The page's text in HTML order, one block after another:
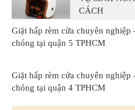
CÁCH
Giặt hấp rèm cửa chuyên
chóng tại quận 5 TPHCM
Giặt hấp rèm cửa chuyên
chóng tại quận 4 TPHCM